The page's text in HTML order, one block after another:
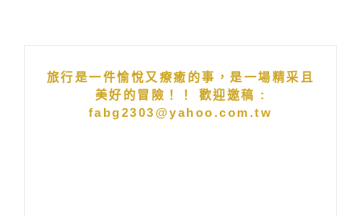
旅行是一件愉悅又療癒的事，是一場精采且
美好的冒險！！ 歡迎邀稿 :
fabg2303@yahoo.com.tw